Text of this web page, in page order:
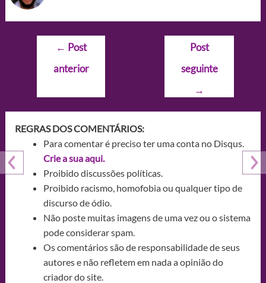
Navegação
Post
← Post
anterior
Post
seguinte
→
REGRAS DOS COMENTÁRIOS:
Para comentar é preciso ter uma conta no Disqus.
Crie a sua aqui.
Proibido discussões políticas.
Proibido racismo, homofobia ou qualquer tipo de
discurso de ódio.
Não poste muitas imagens de uma vez ou o sistema
pode considerar spam.
Os comentários são de responsabilidade de seus
autores e não refletem em nada a opinião do
criador do site.